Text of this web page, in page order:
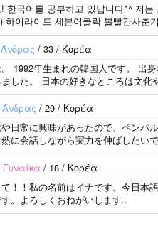
한국어를 공부하고 있답니다^^ 저
하이라이트 세븐어클락 볼빨간사춘
Άνδρας / 33 / Κορέα
。 1992年生まれの韓国人です。 出
した。 日本の好きなところは文化
Άνδρας / 29 / Κορέα
日常に興味があったので、ペンパ
に会話しながら実力を伸ばしたい
Γυναίκα / 18 / Κορέα
！！私の名前はイナです。今日本
。よろしくおねがいします..